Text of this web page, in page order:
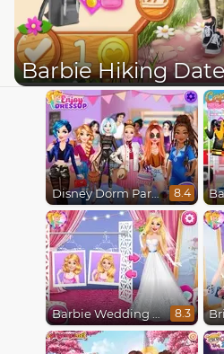
Barbie Hiking
Disney Dorm Party 8.4
Barbie Wedding Fun 8.3